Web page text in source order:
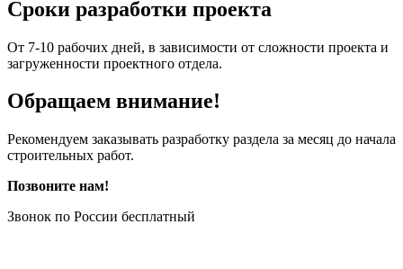
Сроки разработки проекта
От 7-10 рабочих дней, в зависимости от сложности проекта и
загруженности проектного отдела.
Обращаем внимание!
Рекомендуем заказывать разработку раздела за месяц до начала
строительных работ.
Позвоните нам!
Звонок по России бесплатный